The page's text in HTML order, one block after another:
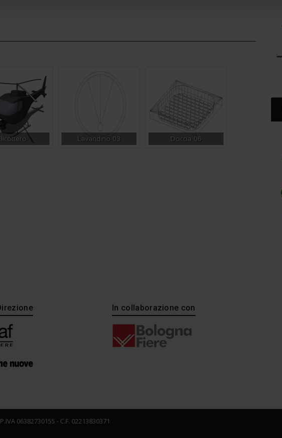
Lavandino 03 Doccia 06
In collaborazione con
06382730155 - C.F. 02213830371